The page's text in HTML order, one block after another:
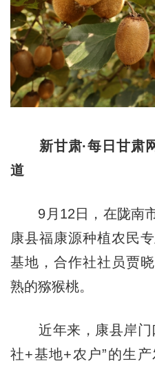
新甘肃·每日甘肃
道
9月12日，在陇南市
康县福康源种植农民
基地，合作社社员贾
熟的猕猴桃。
近年来，康县岸门
社+基地+农户”的生